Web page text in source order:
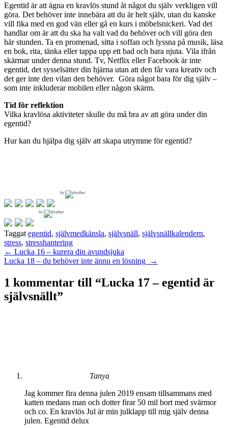
Egentid är att ägna en kravlös stund åt något du själv verkligen vill
göra. Det behöver inte innebära att du är helt själv, utan du kanske
vill fika med en god vän eller gå en kurs i möbelsnickeri. Vad det
handlar om är att du ska ha valt vad du behöver och vill göra den
här stunden. Ta en promenad, sitta i soffan och lyssna på musik, läsa
en bok, rita, tänka eller tappa upp ett bad och bara njuta. Vila ifrån
skärmar under denna stund. Tv, Netflix eller Facebook är inte
egentid, det sysselsätter din hjärna utan att den får vara kreativ och
det ger inte den vilan den behöver. Göra något bara för dig själv –
som inte inkluderar mobilen eller någon skärm.
Tid för reflektion
Vilka kravlösa aktiviteter skulle du må bra av att göra under din
egentid?
Hur kan du hjälpa dig själv att skapa utrymme för egentid?
by
by
Taggat egentid, självmedkänsla, självsnäll, självsnällkalendern,
stress, stresshantering
Inläggsnavigering
← Lucka 16 – kurera din avundsjuka
Lucka 18 – du behöver inte ännu en lösning
→
1 kommentar till “Lucka 17 – egentid är
självsnällt”
Tanya
Jag kommer fira denna julen 2019 ensam tillsammans med
katten medans man och dotter firar 50 mil bort med svärmor
och co. En kravlös Jul är min julklapp till mig själv denna
julen. Egentid delux